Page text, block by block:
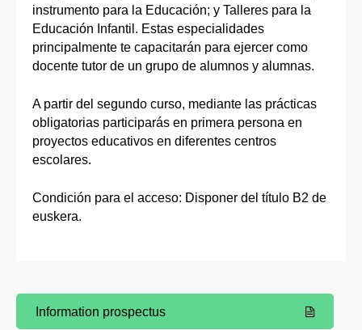
instrumento para la Educación; y Talleres para la
Educación Infantil. Estas especialidades
principalmente te capacitarán para ejercer como
docente tutor de un grupo de alumnos y alumnas.
A partir del segundo curso, mediante las prácticas
obligatorias participarás en primera persona en
proyectos educativos en diferentes centros
escolares.
Condición para el acceso: Disponer del título B2 de
euskera.
(Opens New Window)
Information prospectus